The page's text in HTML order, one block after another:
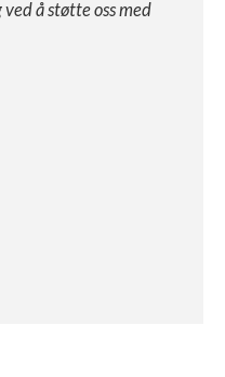
å støtte oss med